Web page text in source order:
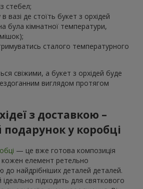
стебел;
вазі де стоїть букет з орхідей
була кімнатної температури,
сталого температурного
свіжими, а букет з орхідей буде
виглядом протягом
з доставкою –
у коробці
— це вже готова композиція
кожен елемент ретельно
до найдрібніших деталей деталей.
ідеально підходить для святкового